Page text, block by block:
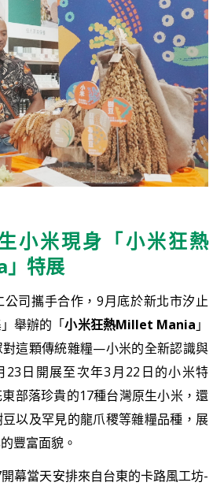
小米現身「小米狂熱
特展
司攜手合作，9月底於新北市汐止
舉辦的「小米狂熱Millet Mania 」
這顆傳統雜糧—小米的全新認識與
23日開展至次年3月22日的小米特
部落珍貴的17種台灣原生小米，還
以及罕見的龍爪稷等雜糧品種，展
豐富面貌。
幕當天安排來自台東的卡路風工坊-